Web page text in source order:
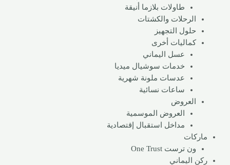
طاولات بلازما أنيقة
الرحلات والكشتات
حلول التجهيز
كماليات أخرى
عسل اليماني
خدمات سوشيال ميديا
عدسات ملونة​ شهرية
ساعات نسائية
العروض
العروض الموسمية
مداخل استقبال إقتصادية
ماركات
ون ترست One Trust
ركن اليماني